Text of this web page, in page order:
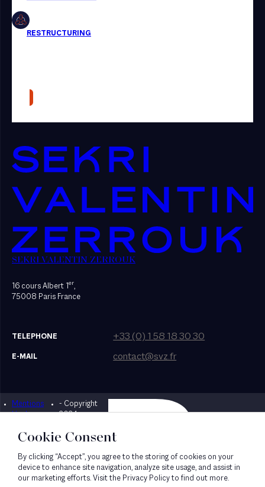
Presse
SEKRI VALENTIN ZERROUK
16 cours Albert 1er,
75008 Paris France
TELEPHONE +33 (0) 1 58 18 30 30
E-MAIL contact@svz.fr
Mentions
légales
- Copyright
2024
Designed by Bonhomme
Cookie Consent
By clicking “Accept”, you agree to the storing of cookies on your
device to enhance site navigation, analyze site usage, and assist in
our marketing efforts. Visit the Privacy Policy to find out more.